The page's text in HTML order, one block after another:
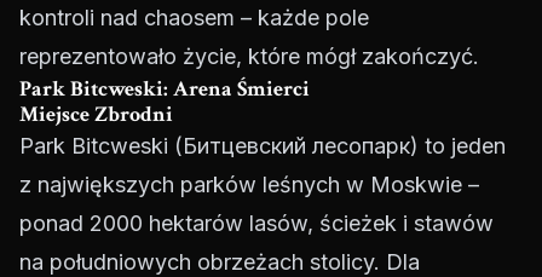
kontroli nad chaosem – każde pole
reprezentowało życie, które mógł zakończyć.
Park Bitcweski: Arena Śmierci
Miejsce Zbrodni
Park Bitcweski (Битцевский лесопарк) to jeden
z największych parków leśnych w Moskwie –
ponad 2000 hektarów lasów, ścieżek i stawów
na południowych obrzeżach stolicy. Dla